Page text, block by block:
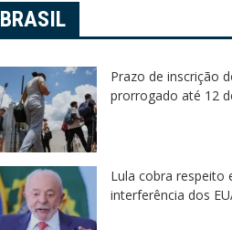
BRASIL
Prazo de inscrição
prorrogado até 12
Lula cobra respeito
interferência dos